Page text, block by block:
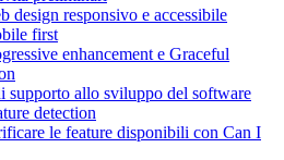
design responsivo e accessibile
first
enhancement e Graceful
supporto allo sviluppo del software
detection
le feature disponibili con Can I